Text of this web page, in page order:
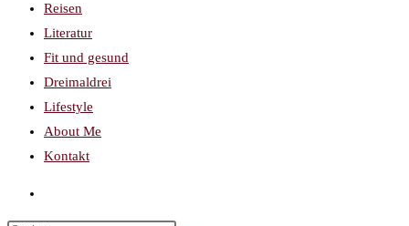
Reisen
Literatur
Fit und gesund
Dreimaldrei
Lifestyle
About Me
Kontakt